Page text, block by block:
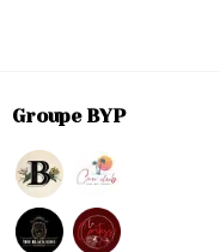
Groupe BYP